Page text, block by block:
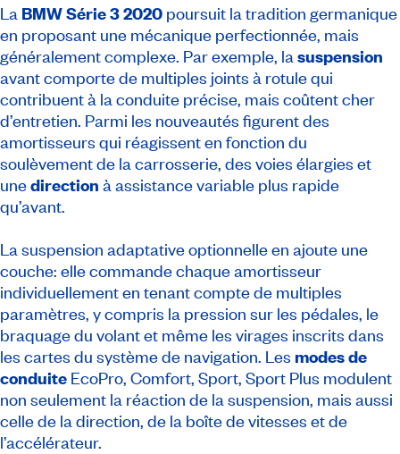
La BMW Série 3 2020 poursuit la tradition germanique
en proposant une mécanique perfectionnée, mais
généralement complexe. Par exemple, la suspension
avant comporte de multiples joints à rotule qui
contribuent à la conduite précise, mais coûtent cher
d’entretien. Parmi les nouveautés figurent des
amortisseurs qui réagissent en fonction du
soulèvement de la carrosserie, des voies élargies et
unedirection à assistance variable plus rapide
qu’avant.
La suspension adaptative optionnelle en ajoute une
couche: elle commande chaque amortisseur
individuellement en tenant compte de multiples
paramètres, y compris la pression sur les pédales, le
braquage du volant et même les virages inscrits dans
les cartes du système de navigation. Les modes de
conduite EcoPro, Comfort, Sport, Sport Plus modulent
non seulement la réaction de la suspension, mais aussi
celle de la direction, de la boîte de vitesses et de
l’accélérateur.